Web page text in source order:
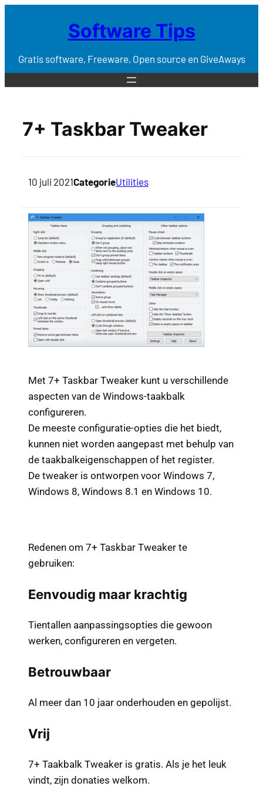
Software Tips
Gratis software, Freeware, Open source en GiveAways
7+ Taskbar Tweaker
10 juli 2021CategorieUtilities
Met 7+ Taskbar Tweaker kunt u verschillende
aspecten van de Windows-taakbalk
configureren.
De meeste configuratie-opties die het biedt,
kunnen niet worden aangepast met behulp van
de taakbalkeigenschappen of het register.
De tweaker is ontworpen voor Windows 7,
Windows 8, Windows 8.1 en Windows 10.
Redenen om 7+ Taskbar Tweaker te
gebruiken:
Eenvoudig maar krachtig
Tientallen aanpassingsopties die gewoon
werken, configureren en vergeten.
Betrouwbaar
Al meer dan 10 jaar onderhouden en gepolijst.
Vrij
7+ Taakbalk Tweaker is gratis. Als je het leuk
vindt, zijn donaties welkom.